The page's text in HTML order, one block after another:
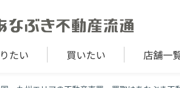
たい 買いたい 店舗一